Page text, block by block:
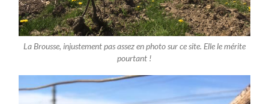
La Brousse, injustement pas assez en photo sur ce site. Elle le mérite
pourtant !